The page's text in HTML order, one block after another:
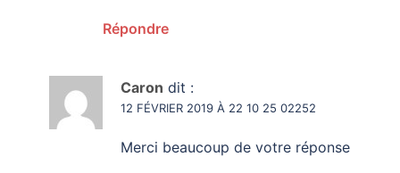
Répondre
Caron dit :
12 FÉVRIER 2019 À 22 10 25 02252
Merci beaucoup de votre réponse